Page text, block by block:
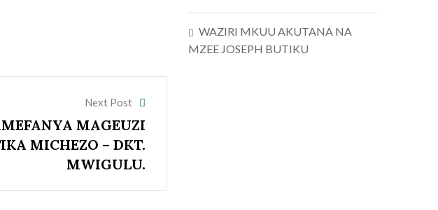
Next Post
MAGEUZI
MICHEZO – DKT.
MWIGULU.
WAZIRI MKUU AKUTANA NA
MZEE JOSEPH BUTIKU